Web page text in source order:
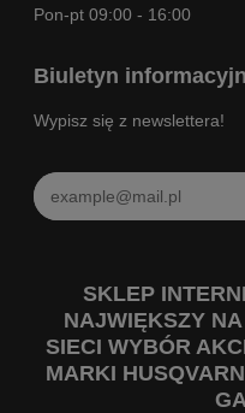
Pon-pt 09:00 - 16:00
Biuletyn
Wypisz się z newslettera!
SKLEP
NAJWIĘKSZY
SIECI WYBÓR
MARKI